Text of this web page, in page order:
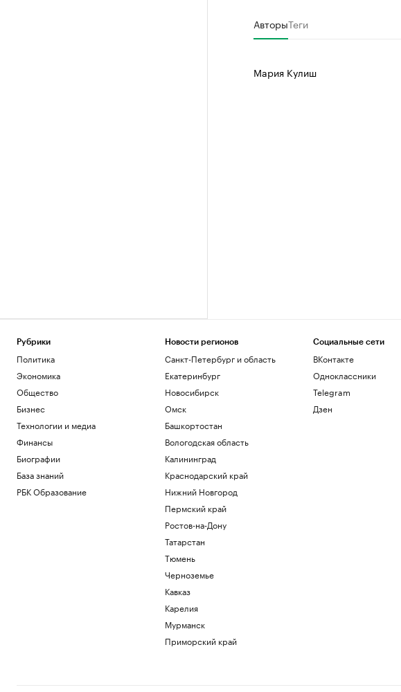
АвторыТеги
Мария Кулиш
Рубрики
Политика
Экономика
Общество
Бизнес
Технологии и медиа
Финансы
Биографии
База знаний
РБК Образование
Новости регионов
Санкт-Петербург и область
Екатеринбург
Новосибирск
Омск
Башкортостан
Вологодская область
Калининград
Краснодарский край
Нижний Новгород
Пермский край
Ростов-на-Дону
Татарстан
Тюмень
Черноземье
Кавказ
Карелия
Мурманск
Приморский край
Социальные сети
ВКонтакте
Одноклассники
Telegram
Дзен